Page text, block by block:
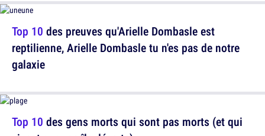
Top 10 des preuves qu'Arielle Dombasle est
reptilienne, Arielle Dombasle tu n'es pas de notre
galaxie
Top 10 des gens morts qui sont pas morts (et qui